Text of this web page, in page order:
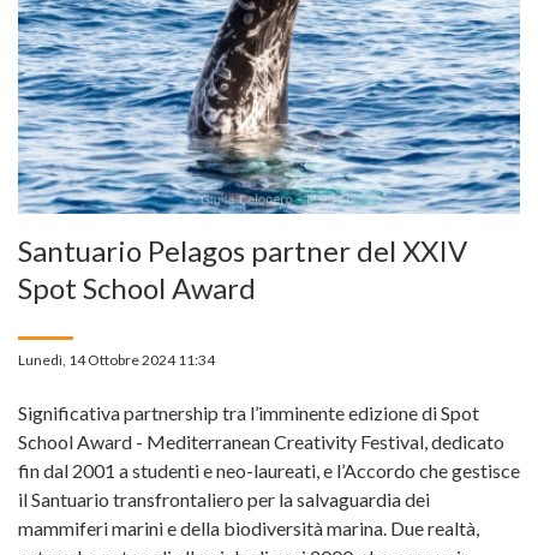
Santuario Pelagos partner del XXIV
Spot School Award
Lunedì, 14 Ottobre 2024 11:34
Significativa partnership tra l’imminente edizione di Spot
School Award - Mediterranean Creativity Festival, dedicato
fin dal 2001 a studenti e neo-laureati, e l’Accordo che gestisce
il Santuario transfrontaliero per la salvaguardia dei
mammiferi marini e della biodiversità marina. Due realtà,